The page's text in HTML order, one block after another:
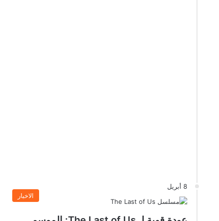
8 أبريل
الاخبار